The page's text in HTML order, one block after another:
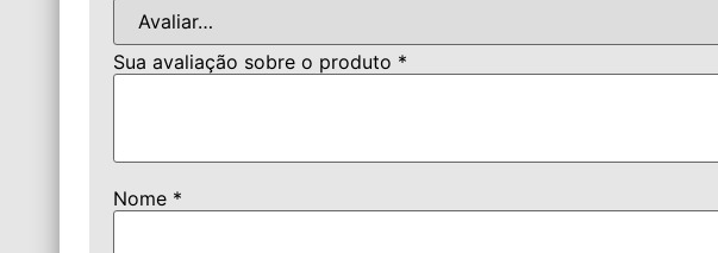
Sua avaliação sobre o produto *
Nome *